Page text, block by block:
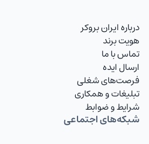
درباره ایران بروکر
هویت برند
تماس با ما
ارسال ایده
فرصت‌های شغلی
تبلیغات و همکاری
شرایط و ضوابط
شبکه‌های اجتماعی